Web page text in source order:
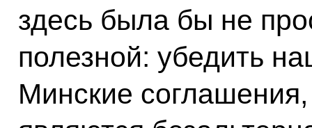
здесь была бы не
полезной: убедить
Минские соглашения,